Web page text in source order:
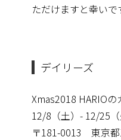
ただけますと幸いで
デイリーズ
Xmas2018 HARIO
12/8（土）- 12/25（
〒181-0013 東京都